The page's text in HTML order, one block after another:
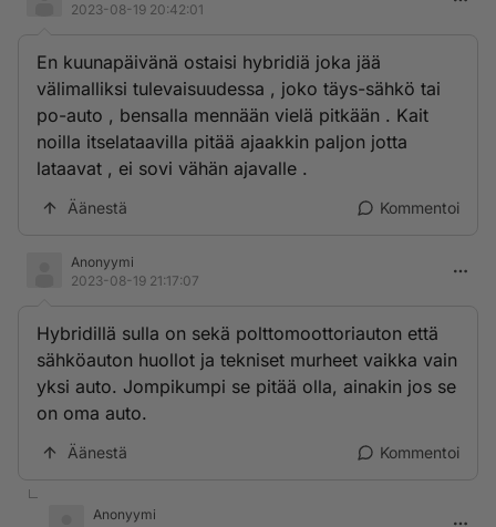
2023-08-19 20:42:01
En kuunapäivänä ostaisi hybridiä joka jää
välimalliksi tulevaisuudessa , joko täys-sähkö tai
po-auto , bensalla mennään vielä pitkään . Kait
noilla itselataavilla pitää ajaakkin paljon jotta
lataavat , ei sovi vähän ajavalle .
Äänestä Kommentoi
Anonyymi
2023-08-19 21:17:07
Hybridillä sulla on sekä polttomoottoriauton että
sähköauton huollot ja tekniset murheet vaikka vain
yksi auto. Jompikumpi se pitää olla, ainakin jos se
on oma auto.
Äänestä Kommentoi
Anonyymi